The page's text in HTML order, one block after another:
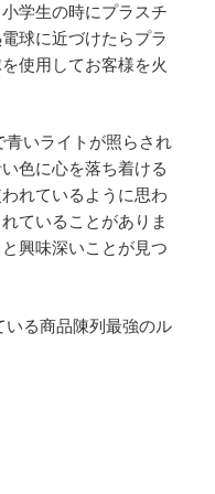
学生の時にプラスチ
球に近づけたらプラ
使用してお客様を火
いライトが照らされ
色に心を落ち着ける
れているように思わ
ていることがありま
興味深いことが見つ
る商品陳列最強のル